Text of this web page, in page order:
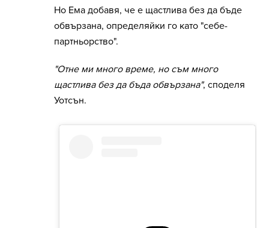
Но Ема добавя, че е щастлива без да бъде
обвързана, определяйки го като "себе-
партньорство".
"Отне ми много време, но съм много
щастлива без да бъда обвързана", споделя
Уотсън.